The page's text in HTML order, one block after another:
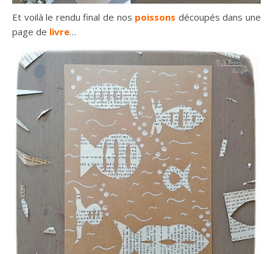
Et voilà le rendu final de nos poissons découpés dans une
page de livre…